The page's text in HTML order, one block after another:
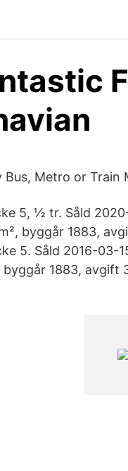
Metro or Train
5, ½ tr. Såld
byggår 1883,
5. Såld 2016-03-
1883, avgift